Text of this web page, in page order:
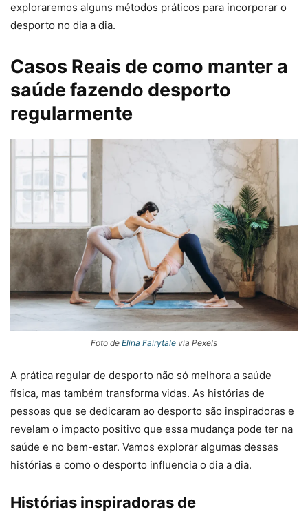
exploraremos alguns métodos práticos para incorporar o
desporto no dia a dia.
Casos Reais de como manter a
saúde fazendo desporto
regularmente
Foto de Elina Fairytale via Pexels
A prática regular de desporto não só melhora a saúde
física, mas também transforma vidas. As histórias de
pessoas que se dedicaram ao desporto são inspiradoras e
revelam o impacto positivo que essa mudança pode ter na
saúde e no bem-estar. Vamos explorar algumas dessas
histórias e como o desporto influencia o dia a dia.
Histórias inspiradoras de